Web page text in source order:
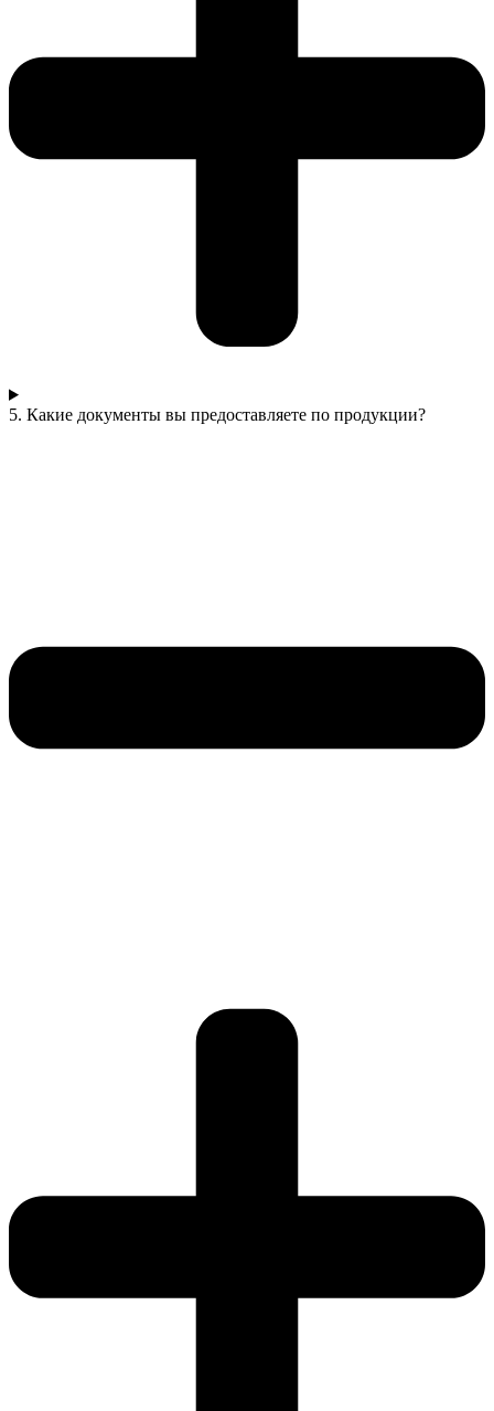
5. Какие документы вы предоставляете по продукции?